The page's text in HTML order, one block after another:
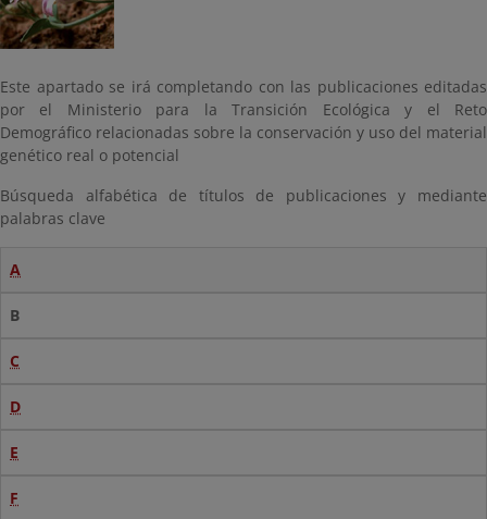
Este apartado se irá completando con las publicaciones editadas
por el Ministerio para la Transición Ecológica y el Reto
Demográfico relacionadas sobre la conservación y uso del material
genético real o potencial
Búsqueda alfabética de títulos de publicaciones y mediante
palabras clave
A
B
C
D
E
F